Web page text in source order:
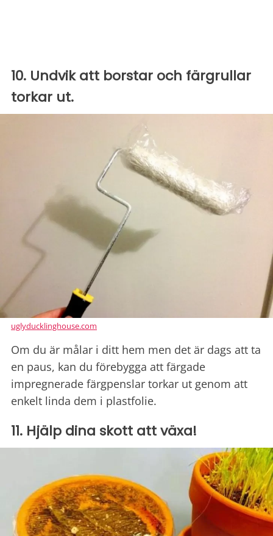
10. Undvik att borstar och färgrullar
torkar ut.
uglyducklinghouse.com
Om du är målar i ditt hem men det är dags att ta
en paus, kan du förebygga att färgade
impregnerade färgpenslar torkar ut genom att
enkelt linda dem i plastfolie.
11. Hjälp dina skott att växa!